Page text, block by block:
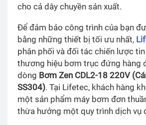
cho cả dây chuyền sản xuất.
Để đảm bảo công trình của bạn
bằng những thiết bị tối ưu nhất,
phân phối và đối tác chiến lược
thương hiệu bơm trục đứng hàng
dòng Bơm Zen CDL2-18 220V
SS304). Tại Lifetec, khách hàng
một sản phẩm máy bơm đơn
thừa hưởng một quy trình dịch vụ